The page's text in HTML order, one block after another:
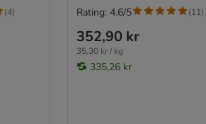
(4)
352,90 kr
35,30 kr / kg
335,26 kr
Rating: 4.6/5 (11)